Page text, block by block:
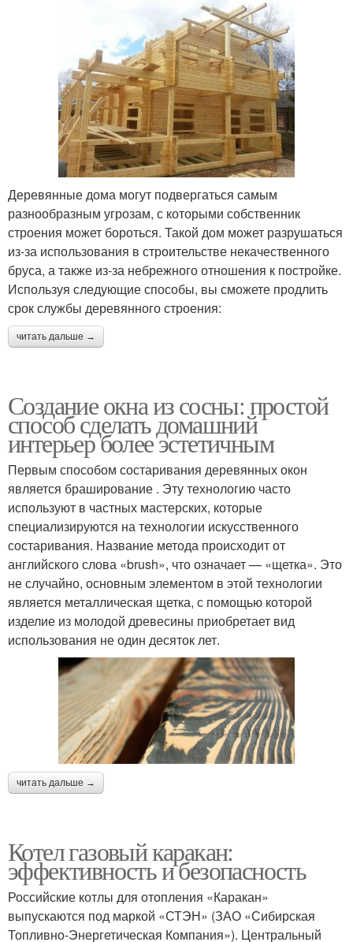
Деревянные дома могут подвергаться самым
разнообразным угрозам, с которыми собственник
строения может бороться. Такой дом может разрушаться
из-за использования в строительстве некачественного
бруса, а также из-за небрежного отношения к постройке.
Используя следующие способы, вы сможете продлить
срок службы деревянного строения:
читать дальше →
Создание окна из сосны: простой
способ сделать домашний
интерьер более эстетичным
Первым способом состаривания деревянных окон
является браширование . Эту технологию часто
используют в частных мастерских, которые
специализируются на технологии искусственного
состаривания. Название метода происходит от
английского слова «brush», что означает — «щетка». Это
не случайно, основным элементом в этой технологии
является металлическая щетка, с помощью которой
изделие из молодой древесины приобретает вид
использования не один десяток лет.
читать дальше →
Котел газовый каракан:
эффективность и безопасность
Российские котлы для отопления «Каракан»
выпускаются под маркой «СТЭН» (ЗАО «Сибирская
Топливно-Энергетическая Компания»). Центральный